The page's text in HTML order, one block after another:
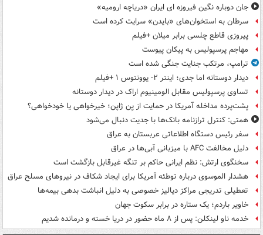
جان دوباره نگین فیروزه ای ایران «دریاچه ارومیه»
سرطان به استخوان‌های «بایدن» سرایت کرده است
پیروزی قاطع چلسی برابر میلان +فیلم
مهاجم پرسپولیس به پیکان پیوست
ترامپ، مرتکب جنایت جنگی شده است
دیدار دوستانه اما جدی؛ اینتر ۲- یوونتوس ۱ +فیلم
تساوی پرسپولیس مقابل الومینیوم اراک در دیدار دوستانه
پشت‌پرده مداخله آمریکا در حمایت از یِن ژاپن؛ خیرخواهی یا خودخواهی؟
همتی: کنترل ترازنامه بانک‌ها با جدیت دنبال می‌شود
سفر رئیس دستگاه اطلاعاتی عربستان به عراق
دلیل مخالفت AFC با میزبانی آبی‌ها در عراق
سخنگوی ارتش: نظم ایرانی حاکم بر تنگه غیرقابل بازگشت است
هشدار الموسوی درباره توطئه آمریکا برای ایجاد شکاف در نیروهای مسلح عراق
تعطیلی تدریجی مراکز دیالیز خصوصی به دلیل انباشت بدهی بیمه‌ها
خاویر باردم؛ یک ستاره در برابر سکوت جهان
خدمه ناو لینکلن: پس از ۸ ماه حضور در دریا خسته و درمانده‌ شدیم